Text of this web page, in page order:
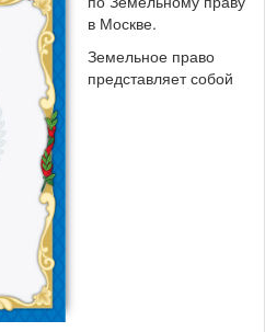
в Москве.
Земельное право
представляет собой